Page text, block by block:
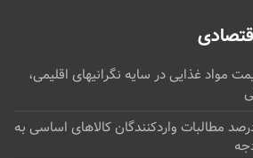
غذایی در سایه نگرانیهای اقلیمی،
دستور پرداخت ۵۰ درصد مطالبات واردکنندگان کالاهای اساسی به